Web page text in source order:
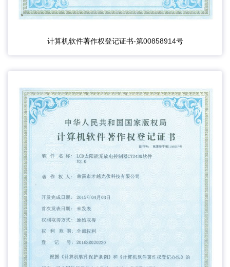
计算机软件著作权登记证书-第00858914号